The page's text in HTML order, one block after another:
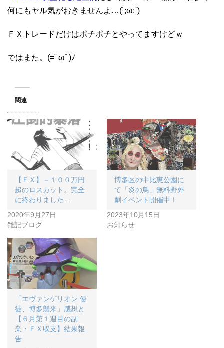
何にもヤル気がおきませんよ…(´;ω;`)
ＦＸトレードだけはポチポチとやってますけどｗ
ではまた。(=ﾟωﾟ)ﾉ
関連
【ＦＸ】－１００万円
超のロスカット。完全
に終わりました…
2020年9月27日
雑記ブログ
博多区の中比恵公園に
て「炎の鳥」無料野外
劇イベント開催中！
2023年10月15日
お知らせ
「エヴァンゲリオン 使
徒、博多襲来」感想と
【６月第１週目の副
業・ＦＸ収支】結果報
告